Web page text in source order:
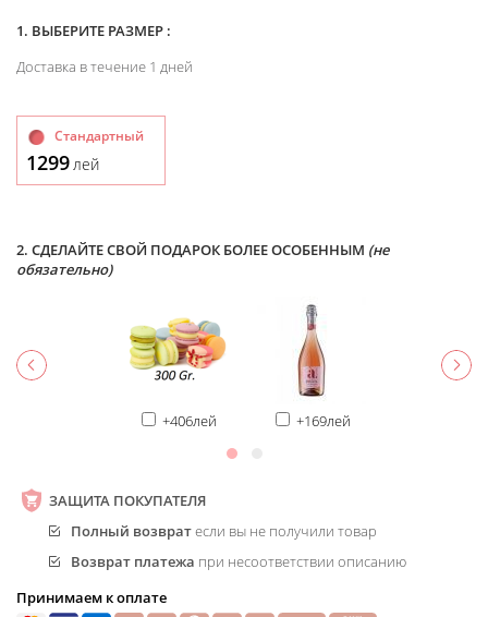
1. ВЫБЕРИТЕ РАЗМЕР :
Доставка в течение 1 дней
Стандартный
1299лей
2. СДЕЛАЙТЕ СВОЙ ПОДАРОК БОЛЕЕ ОСОБЕННЫМ (не
обязательно)
+406лей +169лей
ЗАЩИТА ПОКУПАТЕЛЯ
Полный возвратесли вы не получили товар
Возврат платежа при несоответствии описанию
Принимаем к оплате